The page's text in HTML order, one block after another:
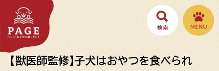
【獣医師監修】子犬はおやつを食べられ